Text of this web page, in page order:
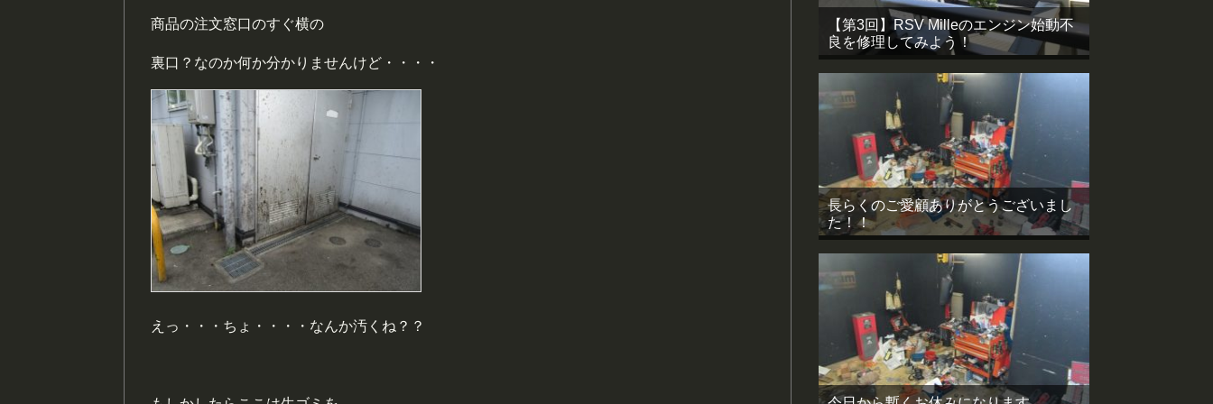
商品の注文窓口のすぐ横の
裏口？なのか何か分かりませんけど・・・・
えっ・・・ちょ・・・・なんか汚くね？？
【第3回】RSV Milleのエンジン始動不
良を修理してみよう！
長らくのご愛顧ありがとうございまし
た！！